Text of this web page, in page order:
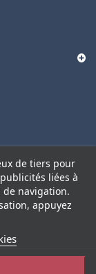
de tiers pour
liées à
de navigation.
appuyez